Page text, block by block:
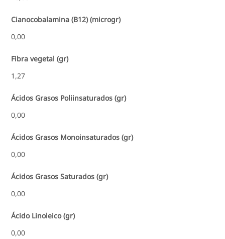
Cianocobalamina (B12) (microgr)
0,00
Fibra vegetal (gr)
1,27
Ácidos Grasos Poliinsaturados (gr)
0,00
Ácidos Grasos Monoinsaturados (gr)
0,00
Ácidos Grasos Saturados (gr)
0,00
Ácido Linoleico (gr)
0,00